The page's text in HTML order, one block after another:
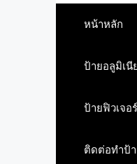
หน้าหลัก
ป้ายอลูมิเนี
ป้ายฟิวเจอ
ติดต่อทำป้